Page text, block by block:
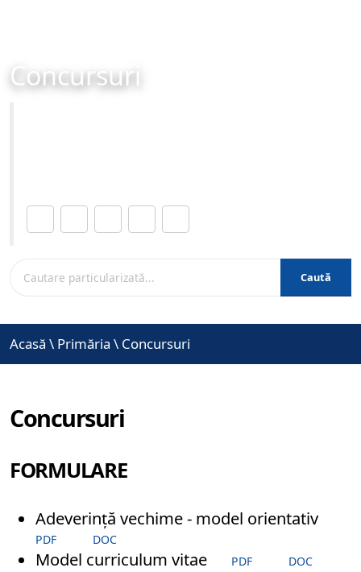
Concursuri
Caută
Acasă \ Primăria \ Concursuri
Concursuri
FORMULARE
Adeverință vechime - model orientativ
PDF DOC
Model curriculum vitae PDF DOC